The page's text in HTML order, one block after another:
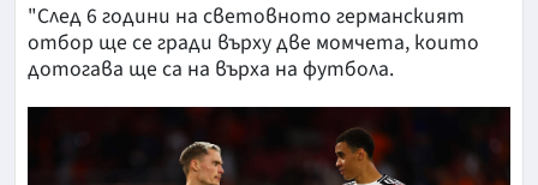
"След 6 години на световното германският
отбор ще се гради върху две момчета, които
дотогава ще са на върха на футбола.